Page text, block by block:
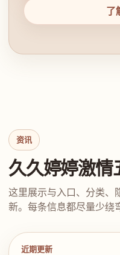
了
资讯
久久婷婷激情
这里展示与入口、分类、
新。每条信息都尽量少绕
近期更新